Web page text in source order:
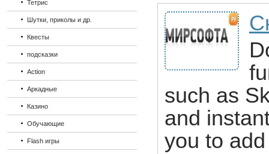
Тетрис
Шутки, приколы и др.
Квесты
подсказки
Action
Аркадные
Казино
Обучающие
Flash игры
such as
and
you to